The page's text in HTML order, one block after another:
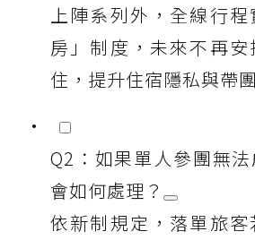
上陣系列外，全線行
房」制度，未來不再
住，提升住宿隱私與帶
Q2：如果單人參團無
會如何處理？
依新制規定，落單旅